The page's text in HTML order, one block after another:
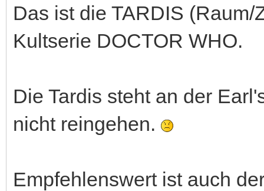
Das ist die TARDIS
Kultserie DOCTOR WHO.
Die Tardis steht an der
nicht reingehen.
Empfehlenswert ist auch